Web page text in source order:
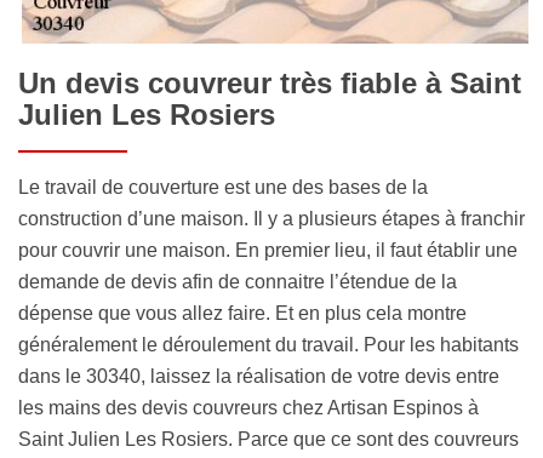
Un devis couvreur très fiable à Saint
Julien Les Rosiers
Le travail de couverture est une des bases de la
construction d’une maison. Il y a plusieurs étapes à franchir
pour couvrir une maison. En premier lieu, il faut établir une
demande de devis afin de connaitre l’étendue de la
dépense que vous allez faire. Et en plus cela montre
généralement le déroulement du travail. Pour les habitants
dans le 30340, laissez la réalisation de votre devis entre
les mains des devis couvreurs chez Artisan Espinos à
Saint Julien Les Rosiers. Parce que ce sont des couvreurs